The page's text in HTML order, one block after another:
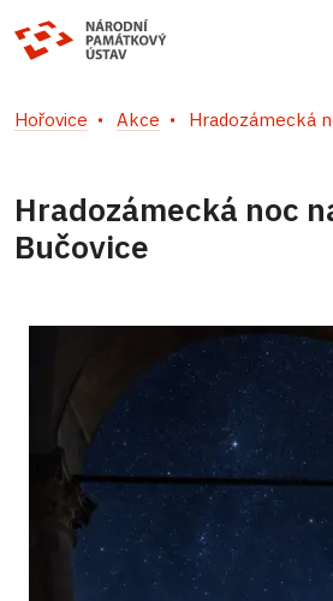
Hořovice Akce Hradozámecká
Hradozámecká noc
Bučovice